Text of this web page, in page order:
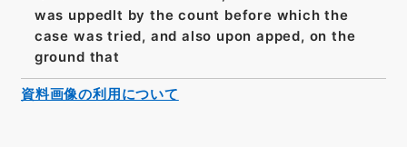
was uppedlt by the count before which the
case was tried, and also upon apped, on the
ground that
資料画像の利用について